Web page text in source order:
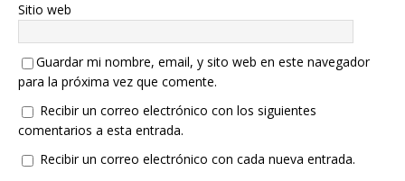
Sitio web
Guardar mi nombre, email, y sito web en este navegador
para la próxima vez que comente.
Recibir un correo electrónico con los siguientes
comentarios a esta entrada.
Recibir un correo electrónico con cada nueva entrada.